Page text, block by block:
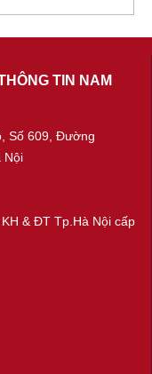
TIN NAM
Số 609, Đường
Nội
& ĐT Tp.Hà Nội cấp